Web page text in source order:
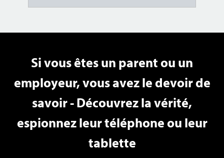
Si vous êtes un parent ou un
employeur, vous avez le devoir de
savoir - Découvrez la vérité,
espionnez leur téléphone ou leur
tablette